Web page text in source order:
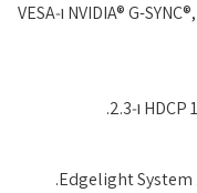
המסך תומך ב‑NVIDIA® G-SYNC®, ‎AMD FreeSync™ Premium‎ ו‑VESA